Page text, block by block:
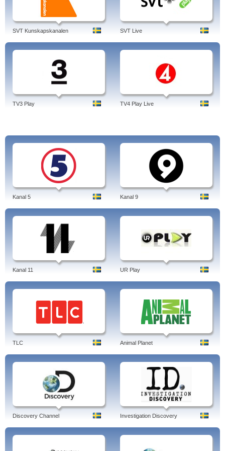
television: Fortunios visa, Ett år i vildmarken …
Barn, Dokumentär, Film &
Drama, Kultur & Nöje, Nyheter, Samhälle & Fakta, Sport, Öppet arkiv,
Live.
Tags: svt1, recept, live, mat, gokväll, text, melodifestivalen 2014, tablå,
julkalendern, idag, svt1, svt1 play, svt.se, svt1 nyheter, svt1 julkalendern 2012,
svt1 program, svt1 play julkalendern, svt1 tablå, svt1 gomorron, svt1, sverige,
SVT Kunskapskanalen SVT Live
TV3 Play TV4 Play Live
Kanal 5 Kanal 9
Kanal 11 UR Play
TLC Animal Planet
Discovery Channel Investigation Discovery